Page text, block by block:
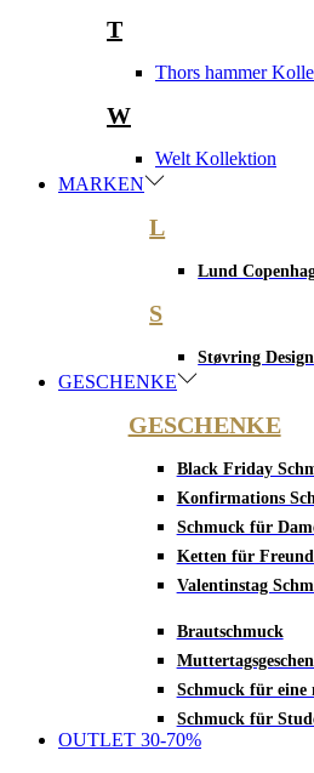
T
Thors hammer
W
Welt Kollektion
MARKEN
L
Lund
S
Støvring Design
GESCHENKE
GESCHENKE
Black Friday
Konfirmations
Schmuck für
Ketten für
Valentinstag
Brautschmuck
Schmuck für eine
Schmuck für
OUTLET 30-70%